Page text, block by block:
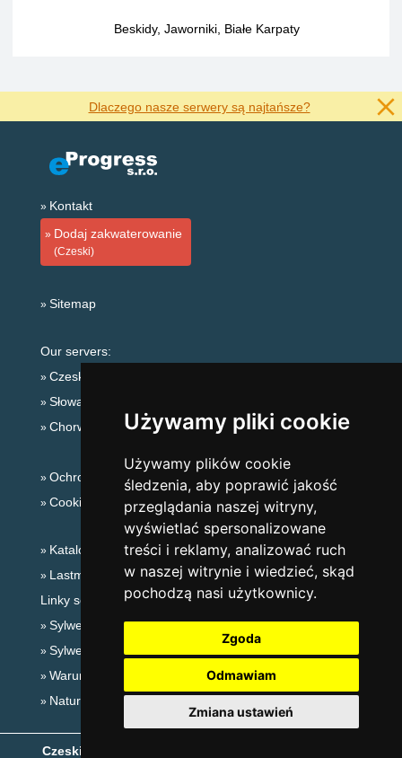
Używamy pliki cookie
Używamy plików cookie
śledzenia, aby poprawić jakość
przeglądania naszej witryny,
wyświetlać spersonalizowane
treści i reklamy, analizować ruch
w naszej witrynie i wiedzieć, skąd
pochodzą nasi użytkownicy.
Zgoda
Odmawiam
Zmiana ustawień
Beskidy, Jaworniki, Białe Karpaty
Dlaczego nasze serwery są najtańsze?
Kontakt
Dodaj zakwaterowanie
(Czeski)
Sitemap
Our servers:
Czeskie Góry
Słowackie góry
Chorwacja
Ochrona prywatności
Cookies
Katalog zakwaterowania
Lastminute Góry Izerskie
Linky sezonowe:
Sylwester Góry Izerskie
Sylwester w górach 2025/26
Warunki narciarskie
Naturalne kąpieliska
Czeskie Góry